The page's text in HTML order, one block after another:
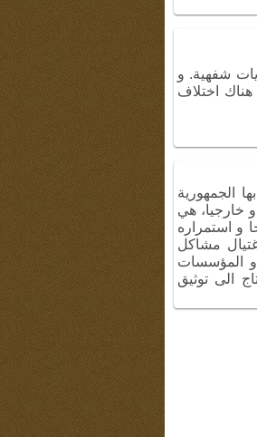
شفهية. و
اختلاف
الجمهورية
و خارجيا، هي
ألف شهيدا و جريحا و استمراره
مشاكل
و المؤسسات
الى توثيق